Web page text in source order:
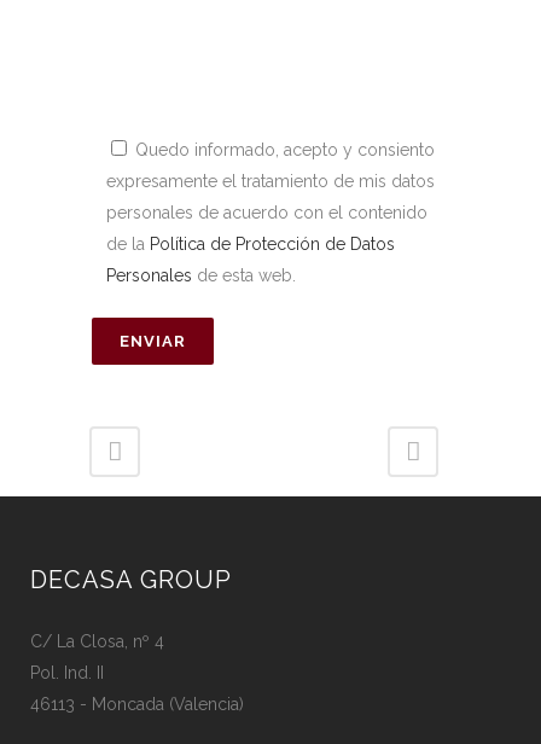
Quedo informado, acepto y consiento
expresamente el tratamiento de mis datos
personales de acuerdo con el contenido
de la Política de Protección de Datos
Personales de esta web.
DECASA GROUP
C/ La Closa, nº 4
Pol. Ind. II
46113 - Moncada (Valencia)